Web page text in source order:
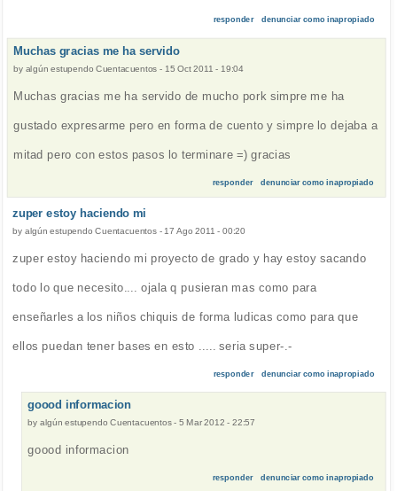
responder denunciar como inapropiado
Muchas gracias me ha servido
by algún estupendo Cuentacuentos - 15 Oct 2011 - 19:04
Muchas gracias me ha servido de mucho pork simpre me ha
gustado expresarme pero en forma de cuento y simpre lo dejaba a
mitad pero con estos pasos lo terminare =) gracias
responder denunciar como inapropiado
zuper estoy haciendo mi
by algún estupendo Cuentacuentos- 17 Ago 2011 - 00:20
zuper estoy haciendo mi proyecto de grado y hay estoy sacando
todo lo que necesito.... ojala q pusieran mas como para
enseñarles a los niños chiquis de forma ludicas como para que
ellos puedan tener bases en esto ..... seria super-.-
responder denunciar como inapropiado
goood informacion
by algún estupendo Cuentacuentos-5 Mar 2012 - 22:57
goood informacion
responder denunciar como inapropiado